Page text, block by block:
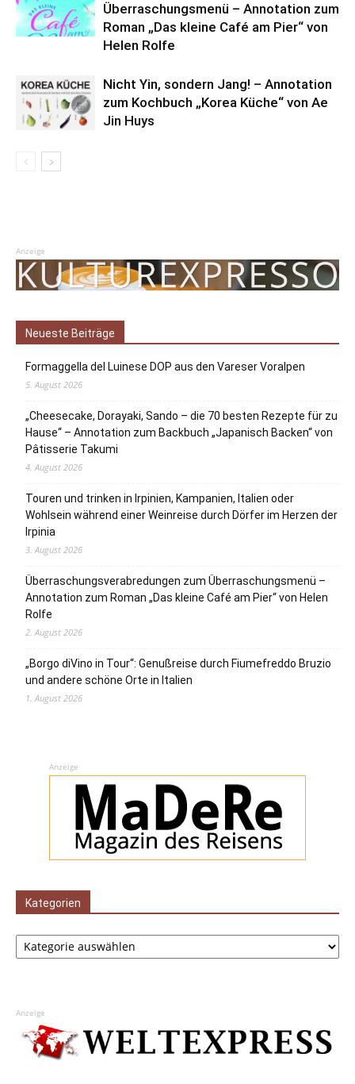
Überraschungsmenü – Annotation zum
Roman „Das kleine Café am Pier“ von
Helen Rolfe
Nicht Yin, sondern Jang! – Annotation
zum Kochbuch „Korea Küche“ von Ae
Jin Huys
Anzeige
Neueste Beiträge
Formaggella del Luinese DOP aus den Vareser Voralpen
5. August 2026
„Cheesecake, Dorayaki, Sando – die 70 besten Rezepte für zu
Hause“ – Annotation zum Backbuch „Japanisch Backen“ von
Pâtisserie Takumi
4. August 2026
Touren und trinken in Irpinien, Kampanien, Italien oder
Wohlsein während einer Weinreise durch Dörfer im Herzen der
Irpinia
3. August 2026
Überraschungsverabredungen zum Überraschungsmenü –
Annotation zum Roman „Das kleine Café am Pier“ von Helen
Rolfe
2. August 2026
„Borgo diVino in Tour“: Genußreise durch Fiumefreddo Bruzio
und andere schöne Orte in Italien
1. August 2026
Anzeige
Kategorien
Kategorien
Anzeige